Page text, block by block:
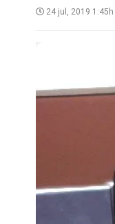
24 jul, 2019 1:45h